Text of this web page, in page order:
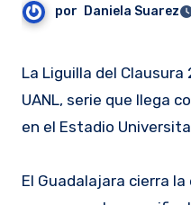
por Daniela Suarez
La Liguilla del Clausura 2026 entra en una etapa decisiva con el partido de vuelta entre Chivas de Guadalajara y Tigres
UANL, serie que llega
en el Estadio
El Guadalajara cierra